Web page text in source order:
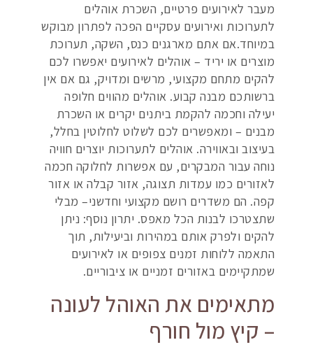
מעבר לאירועים פרטיים, השכרת אוהלים
לתערוכות ואירועים עסקיים הפכה לפתרון מבוקש
במיוחד.אם אתם מארגנים כנס, השקה, תערוכת
מוצרים או יריד – אוהלים לאירועים יאפשרו לכם
להקים מתחם מקצועי, מרשים ומדויק, גם אם אין
ברשותכם מבנה קבוע. אוהלים מהווים חלופה
יעילה וחכמה להקמת ביתנים יקרים או השכרת
מבנים – ומאפשרים לכם לשלוט לחלוטין בחלל,
בעיצוב ובאווירה. אוהלים לתערוכות יוצרים חוויה
נוחה עבור המבקרים, עם אפשרות לחלוקה חכמה
לאזורים כמו עמדות תצוגה, אזור קבלה או אזור
קפה. הם משדרים רושם מקצועי וחדשני– מבלי
שתצטרכו לבנות הכל מאפס. יתרון נוסף: ניתן
להקים ולפרק אותם במהירות וביעילות, תוך
התאמה ללוחות זמנים צפופים או לאירועים
שמתקיימים באזורים זמניים או ציבוריים.
מתאימים את האוהל לעונה
– קיץ מול חורף